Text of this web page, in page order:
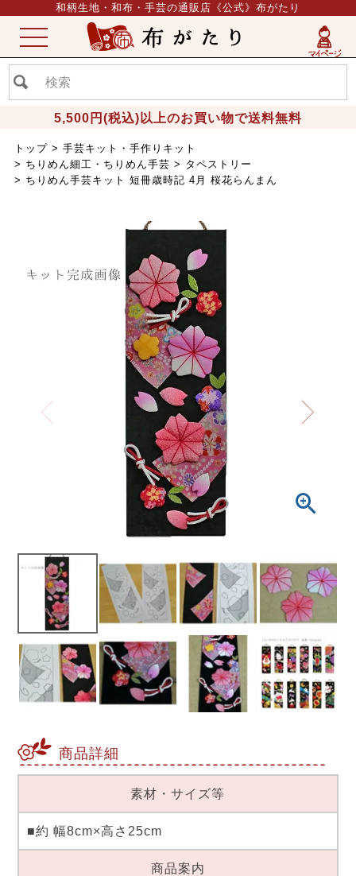
和柄生地・和布・手芸の通販店《公式》布がたり
5,500円(税込)以上のお買い物で送料無料
ME
NU
トップ
手芸キット・手作りキット
ちりめん細工・ちりめん手芸
タペストリー
ちりめん手芸キット 短冊歳時記 4月 桜花らんまん
商品詳細
素材・サイズ等
■約 幅8cm×高さ25cm
商品案内